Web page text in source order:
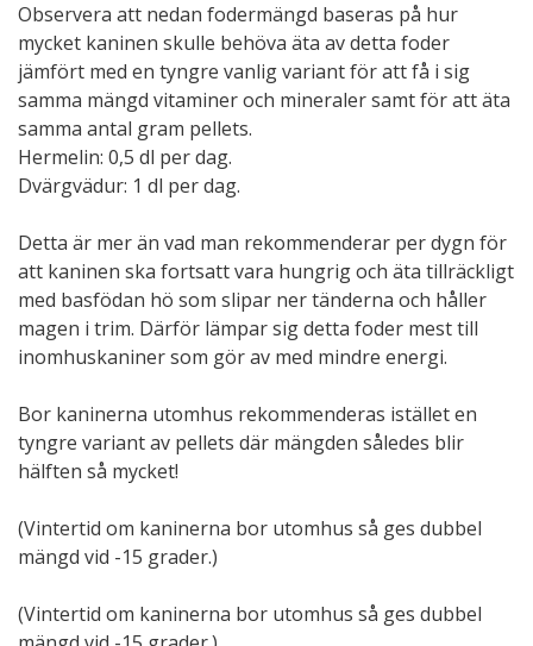
Observera att nedan fodermängd baseras på hur
mycket kaninen skulle behöva äta av detta foder
jämfört med en tyngre vanlig variant för att få i sig
samma mängd vitaminer och mineraler samt för att äta
samma antal gram pellets.
Hermelin: 0,5 dl per dag.
Dvärgvädur: 1 dl per dag.
Detta är mer än vad man rekommenderar per dygn för
att kaninen ska fortsatt vara hungrig och äta tillräckligt
med basfödan hö som slipar ner tänderna och håller
magen i trim. Därför lämpar sig detta foder mest till
inomhuskaniner som gör av med mindre energi.
Bor kaninerna utomhus rekommenderas istället en
tyngre variant av pellets där mängden således blir
hälften så mycket!
(Vintertid om kaninerna bor utomhus så ges dubbel
mängd vid -15 grader.)
(Vintertid om kaninerna bor utomhus så ges dubbel